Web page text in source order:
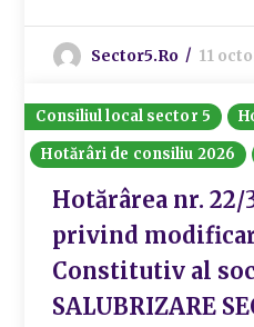
Sector5.ro 11
Consiliul local sector 5
Hotărâri de consiliu 2026
Hotărârea nr. 22/
privind
Constitutiv al
SALUBRIZARE